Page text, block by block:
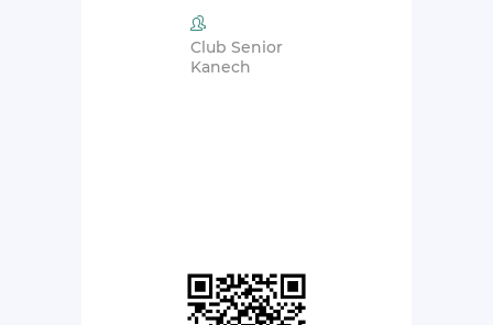
Club Senior
Kanech